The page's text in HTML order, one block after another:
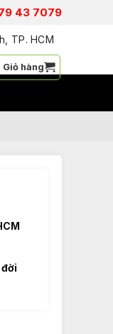
43 7079
TP. HCM
Giỏ hàng